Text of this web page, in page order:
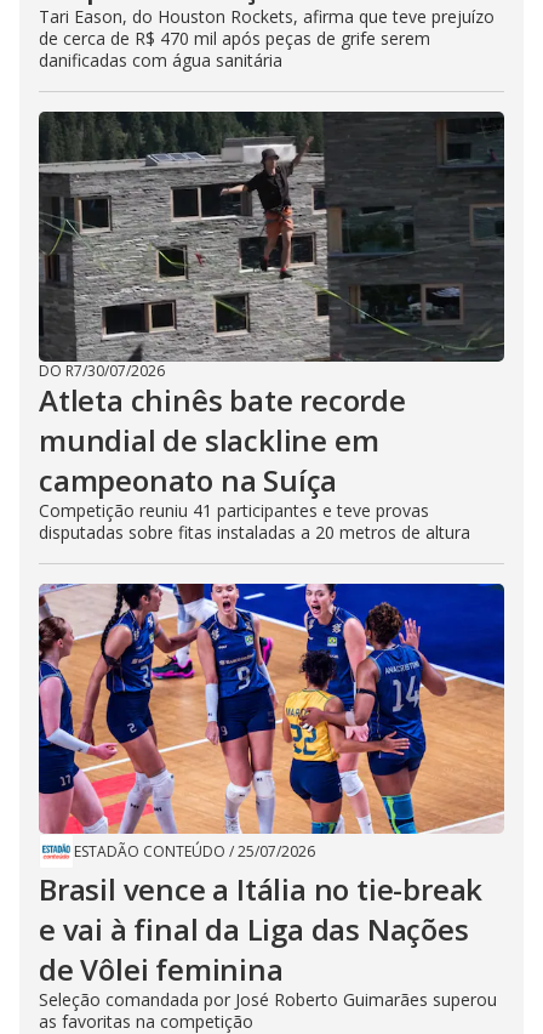
Tari Eason, do Houston Rockets, afirma que teve prejuízo
de cerca de R$ 470 mil após peças de grife serem
danificadas com água sanitária
DO R7/30/07/2026
Atleta chinês bate recorde
mundial de slackline em
campeonato na Suíça
Competição reuniu 41 participantes e teve provas
disputadas sobre fitas instaladas a 20 metros de altura
ESTADÃO CONTEÚDO /25/07/2026
Brasil vence a Itália no tie-break
e vai à final da Liga das Nações
de Vôlei feminina
Seleção comandada por José Roberto Guimarães superou
as favoritas na competição